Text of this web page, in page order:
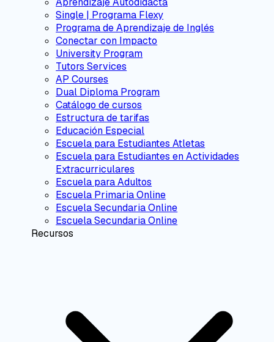
Single | Programa Flexy
Programa de Aprendizaje de Inglés
Conectar con Impacto
University Program
Tutors Services
AP Courses
Dual Diploma Program
Catálogo de cursos
Estructura de tarifas
Educación Especial
Escuela para Estudiantes Atletas
Escuela para Estudiantes en Actividades
Extracurriculares
Escuela para Adultos
Escuela Primaria Online
Escuela Secundaria Online
Escuela Secundaria Online
Recursos